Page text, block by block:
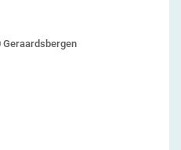
Geraardsbergen